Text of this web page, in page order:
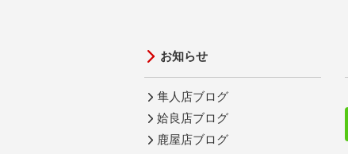
お知らせ
隼人店ブログ
姶良店ブログ
鹿屋店ブログ